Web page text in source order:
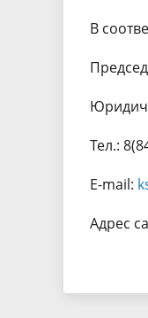
В
Тел.:
E-mail:
Адрес